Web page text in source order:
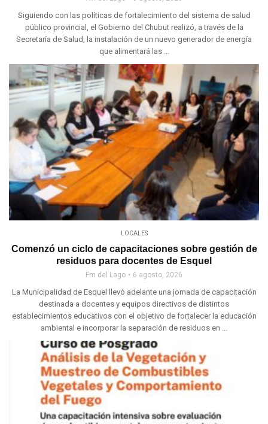
Siguiendo con las políticas de fortalecimiento del sistema de salud
público provincial, el Gobierno del Chubut realizó, a través de la
Secretaría de Salud, la instalación de un nuevo generador de energía
que alimentará las ...
LOCALES
Comenzó un ciclo de capacitaciones sobre gestión de
residuos para docentes de Esquel
Fm del Lago 6 agosto, 2026
La Municipalidad de Esquel llevó adelante una jornada de capacitación
destinada a docentes y equipos directivos de distintos
establecimientos educativos con el objetivo de fortalecer la educación
ambiental e incorporar la separación de residuos en ...